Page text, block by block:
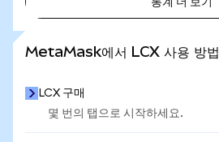
MetaMask에서 LCX 사용 방법
LCX 구매
몇 번의 탭으로 시작하세요.